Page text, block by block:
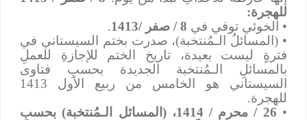
للهجرة:
• الخوئي توفي في8 / صفر /1413
.
• (المسائلُ الـمُنتخبة)، صدرت بختم السيستاني في
فترةٍ ليست بعيدة، تاريخ الختم للإجازةِ للعملِ
بالمسائلِ الـمُنتخبة الجديدة بحسبِ فتاوى
السيستاني هو الخامس من ربيع الأول 1413
للهجرة.
•
26 / محرم / 1414، (المسائل الـمُنتخبة) بحسبِ